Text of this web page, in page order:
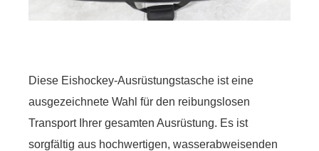
Diese Eishockey-Ausrüstungstasche ist eine
ausgezeichnete Wahl für den reibungslosen
Transport Ihrer gesamten Ausrüstung. Es ist
sorgfältig aus hochwertigen, wasserabweisenden